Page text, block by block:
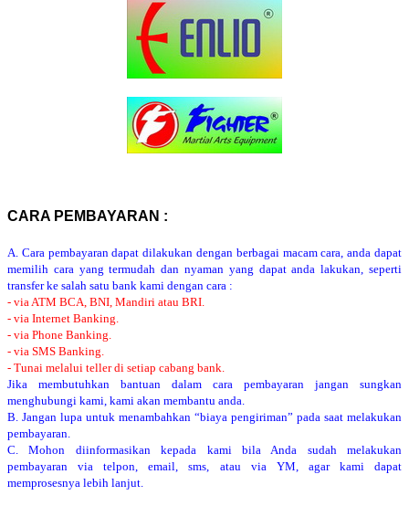
CARA PEMBAYARAN :
A. Cara pembayaran dapat dilakukan dengan berbagai macam cara, anda dapat
memilih cara yang termudah dan nyaman yang dapat anda lakukan, seperti
transfer ke salah satu bank kami dengan cara :
- via ATM BCA, BNI, Mandiri atau BRI.
- via Internet Banking.
- via Phone Banking.
- via SMS Banking.
- Tunai melalui teller di setiap cabang bank.
Jika membutuhkan bantuan dalam cara pembayaran jangan sungkan
menghubungi kami, kami akan membantu anda.
B. Jangan lupa untuk menambahkan “biaya pengiriman” pada saat melakukan
pembayaran.
C. Mohon diinformasikan kepada kami bila Anda sudah melakukan
pembayaran via telpon, email, sms, atau via YM, agar kami dapat
memprosesnya lebih lanjut.